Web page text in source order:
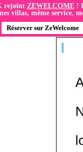
rejoint ZEWELCOME!
villas, même service,
Réserver sur ZeWelcome